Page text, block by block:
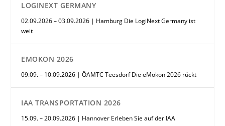
LOGINEXT GERMANY
02.09.2026 – 03.09.2026 | Hamburg Die LogiNext Germany ist
weit
EMOKON 2026
09.09. – 10.09.2026 | ÖAMTC Teesdorf Die eMokon 2026 rückt
IAA TRANSPORTATION 2026
15.09. – 20.09.2026 | Hannover Erleben Sie auf der IAA